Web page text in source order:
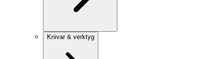
Knivar & verktyg